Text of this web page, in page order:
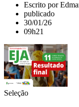
Escrito por
publicado
30/01/26
09h21
Seleção